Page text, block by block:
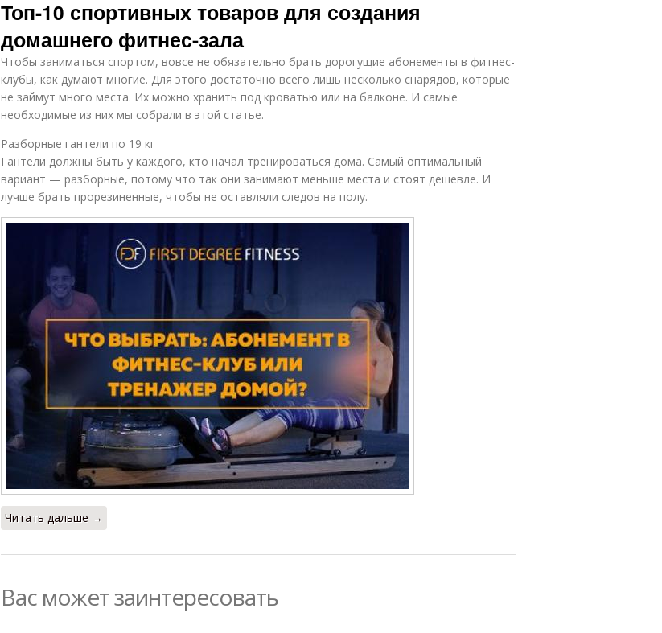
Топ-10 спортивных товаров для создания
домашнего фитнес-зала
Чтобы заниматься спортом, вовсе не обязательно брать дорогущие абонементы в фитнес-
клубы, как думают многие. Для этого достаточно всего лишь несколько снарядов, которые
не займут много места. Их можно хранить под кроватью или на балконе. И самые
необходимые из них мы собрали в этой статье.
Разборные гантели по 19 кг
Гантели должны быть у каждого, кто начал тренироваться дома. Самый оптимальный
вариант — разборные, потому что так они занимают меньше места и стоят дешевле. И
лучше брать прорезиненные, чтобы не оставляли следов на полу.
Читать дальше →
Вас может заинтересовать